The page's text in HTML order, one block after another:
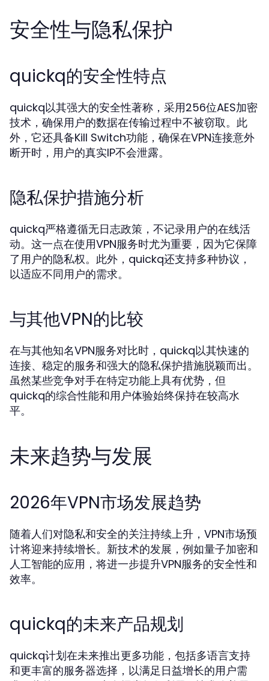
安全性与隐私保护
quickq的安全性特点
quickq以其强大的安全性著称，采用256位AES加密
技术，确保用户的数据在传输过程中不被窃取。此
外，它还具备Kill Switch功能，确保在VPN连接意外
断开时，用户的真实IP不会泄露。
隐私保护措施分析
quickq严格遵循无日志政策，不记录用户的在线活
动。这一点在使用VPN服务时尤为重要，因为它保障
了用户的隐私权。此外，quickq还支持多种协议，
以适应不同用户的需求。
与其他VPN的比较
在与其他知名VPN服务对比时，quickq以其快速的
连接、稳定的服务和强大的隐私保护措施脱颖而出。
虽然某些竞争对手在特定功能上具有优势，但
quickq的综合性能和用户体验始终保持在较高水
平。
未来趋势与发展
2026年VPN市场发展趋势
随着人们对隐私和安全的关注持续上升，VPN市场预
计将迎来持续增长。新技术的发展，例如量子加密和
人工智能的应用，将进一步提升VPN服务的安全性和
效率。
quickq的未来产品规划
quickq计划在未来推出更多功能，包括多语言支持
和更丰富的服务器选择，以满足日益增长的用户需